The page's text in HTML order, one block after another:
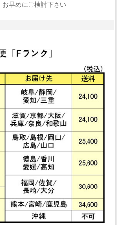
お早めにご検討下さい